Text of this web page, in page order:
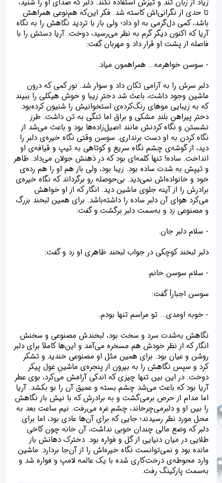
زیاد از زبان تند و تیزش استفاده نکند. دلبر که صدای او را شنید،
تا حدی از نگرانی‌اش کاسته شد. فکر این‌که هم‌نوعی همراهش
باشد، کمی دل‌گرمی به او داد؛ ولی باز با تردید نگاهش را به نگاه
آریا که اکنون دیگر گرم به نظر می‌رسید، دوخت. آریا دستش را با
فاصله از پشت او قرار داد و مهربان گفت:
- سوسن خواهرمه... همراهمون میاد.
دلبر سرش را به آرامی تکان داد و سوار شد. نور کمی که درون
ماشین وجود داشت، باعث شد دخترِ زیبا و خوش هیکلی را ببیند
که به زیبایی موهای رنگ‌کرده‌ی استخوانیش را شنیون کرده‌بود.
دختر پیراهنِ بلندِ مشکی و براق اما تنگی به تن داشت. طرز
نشستن و نگاه کردنش مانند اصیل‌زاده‌ها بود و باعث می‌‌شد از
نگاه کردن به او دست برنداری. سوسن وقتی نگاه خیره‌ی دلبر را
دید، از گوشه‌ی چشم نگاه سریع و کوتاهی به تیپ و قیافه‌ی او
انداخت. ساده! تنها کلمه‌ای بود که در ذهنش جولان می‌داد. ظاهر
و تیپش به شدت ساده بود. زیبا بود، ولی باز هم او را هم رده‌ی
خود و خانواده‌اش نمی‌دید. بی‌حوصله رو برگرداند که نگاه خیره‌ی
برادرش را از آینه‌ جلوی ماشین دید. انگار که از او خواهش
می‌کرد هوای آن دلبر ساده را داشته‌باشد. برای همین لبخند بزرگ
و مصنوعی زد و به‌سمت دلبر برگشت و گفت:
- سلام دلبر جان.
دلبر لبخند کوچکی در جواب لبخند ظاهری او زد و گفت:
- سلام سوسن خانم.
سوسن اجباراً گفت:
- خوبه اومدی..‌. تو مراسم تنها بودم‌.
نگاهش به‌شدت سرد و سخت بود، لبخندش مصنوعی و سخنش
انگار که از نظر خودش هم مسخره می‌آمد و این‌ها کاملاً برای دلبر
روشن و عیان بود. برای همین مثل او مصنوعی خندید و تشکر
کرد و سپس نگاهش را به بیرون از پنجره‌ی ماشینِ غول پیکر
دوخت. در این بین تنها چیزی که اندکی آرامَش می‌کرد، بوی عطر
آریا بود که باعث می‌شد چشم بسته و عمیق آن را بو بکشد. آریا
اما مدام از حرص برمی‌گشت و به برادرش که با نیش باز نگاهش
را بین او و دلبرمی‌چرخاند، چشم غره می‌رفت. نیم ساعت بعد به
محل مورد نظر رسیدند؛ جایی که برای آن‌ها عادی بود، اما برای
دلبر که وضع مالی چندان خوبی نداشت، آن خانه چون کاخی
طلایی در میان دنیایی از گل و فواره بود. دخترک دهانش باز
مانده بود و نمی‌توانست نگاه خیره‌اش را از آن‌جا بردارد‌. ماشین
وارد محوطه‌ی درخت‌کاری شده با یک عالمه لامپ و فواره شد و
به‌سمت پارکینگ رفت.